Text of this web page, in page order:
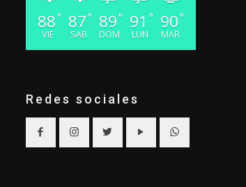
88 °
VIE
87 °
SAB
89 °
DOM
91 °
LUN
90 °
MAR
Redes sociales